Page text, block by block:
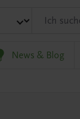
News & Blog
und Beruf